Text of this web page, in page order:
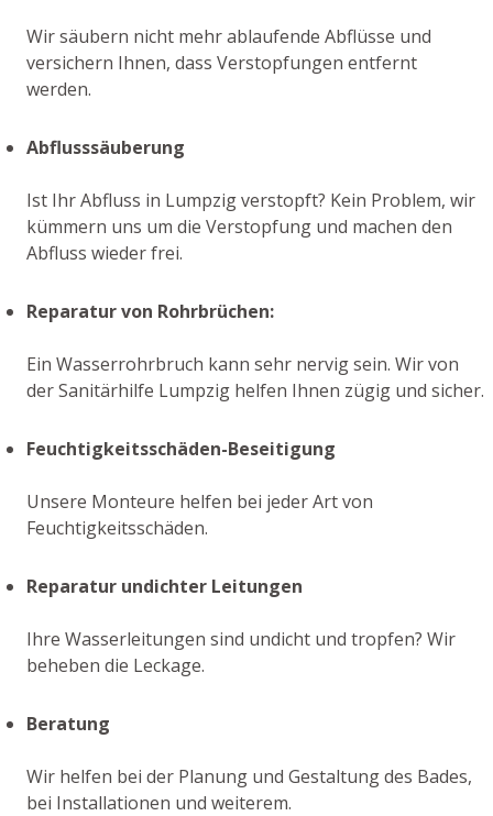
Wir säubern nicht mehr ablaufende Abflüsse und
versichern Ihnen, dass Verstopfungen entfernt
werden.
Abflusssäuberung
Ist Ihr Abfluss in Lumpzig verstopft? Kein Problem, wir
kümmern uns um die Verstopfung und machen den
Abfluss wieder frei.
Reparatur von Rohrbrüchen:
Ein Wasserrohrbruch kann sehr nervig sein. Wir von
der Sanitärhilfe Lumpzig helfen Ihnen zügig und sicher.
Feuchtigkeitsschäden-Beseitigung
Unsere Monteure helfen bei jeder Art von
Feuchtigkeitsschäden.
Reparatur undichter Leitungen
Ihre Wasserleitungen sind undicht und tropfen? Wir
beheben die Leckage.
Beratung
Wir helfen bei der Planung und Gestaltung des Bades,
bei Installationen und weiterem.